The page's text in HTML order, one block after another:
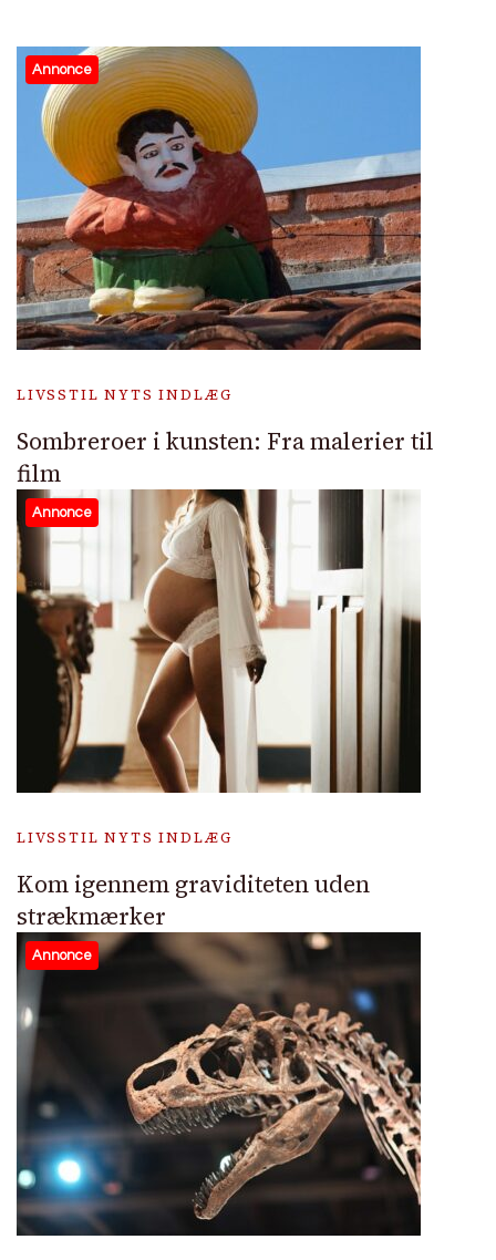
Annonce
LIVSSTIL NYTS INDLÆG
Sombreroer i kunsten: Fra malerier til
film
Annonce
LIVSSTIL NYTS INDLÆG
Kom igennem graviditeten uden
strækmærker
Annonce